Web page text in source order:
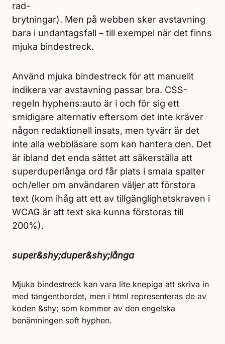
rad-
brytningar). Men på webben sker avstavning
bara i undantagsfall – till exempel när det finns
mjuka bindestreck.
Använd mjuka bindestreck för att manuellt
indikera var avstavning passar bra. CSS-
regeln hyphens:auto är i och för sig ett
smidigare alternativ eftersom det inte kräver
någon redaktionell insats, men tyvärr är det
inte alla webbläsare som kan hantera den. Det
är ibland det enda sättet att säkerställa att
super­duper­långa ord får plats i smala spalter
och/eller om användaren väljer att förstora
text (kom ihåg att ett av tillgänglighetskraven i
WCAG är att text ska kunna förstoras till
200%).
super&shy;duper&shy;långa
Mjuka bindestreck kan vara lite knepiga att skriva in
med tangentbordet, men i html representeras de av
koden &shy; som kommer av den engelska
benämningen soft hyphen.